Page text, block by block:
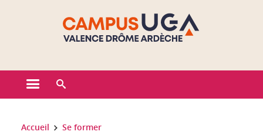
Ouvrir le menu principal
Vous êtes ici :
Accueil Se former